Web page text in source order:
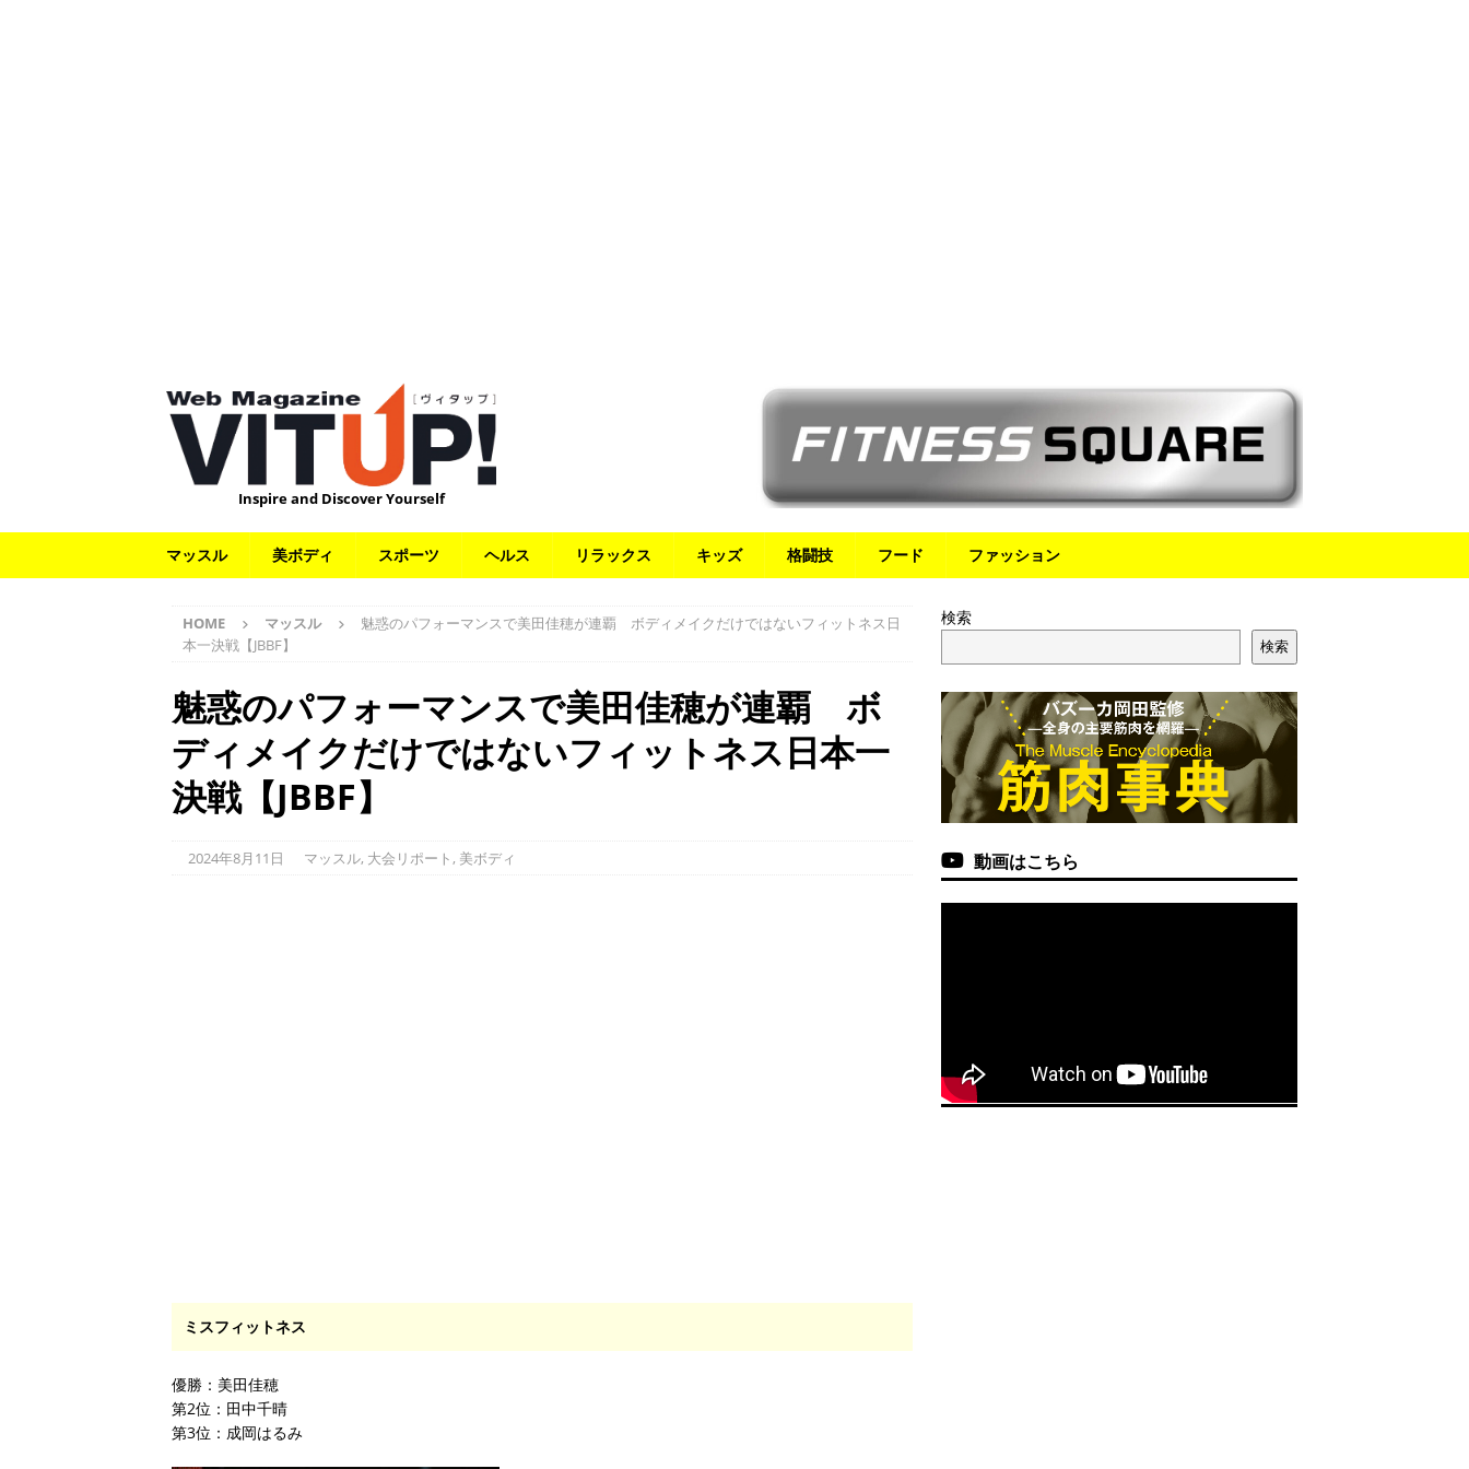
Inspire and Discover Yourself
マッスル 美ボディ スポーツ ヘルス リラックス キッズ 格闘技 フード ファッション
HOME マッスル
魅惑のパフォーマンスで美田佳穂が連覇 ボディメイクだけではないフィットネス日
本一決戦【JBBF】
魅惑のパフォーマンスで美田佳穂が連覇 ボ
ディメイクだけではないフィットネス日本一
決戦【JBBF】
2024年8月11日 マッスル, 大会リポート, 美ボディ
ミスフィットネス
優勝：美田佳穂
第2位：田中千晴
第3位：成岡はるみ
検索
検索
動画はこちら